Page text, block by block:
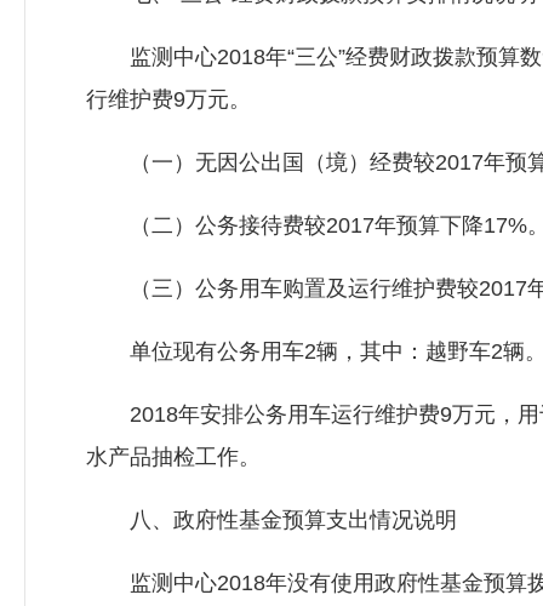
监测中心2018年“三公”经费财政拨款预算数
行维护费9万元。
（一）无因公出国（境）经费较2017年预
（二）公务接待费较2017年预算下降17%
（三）公务用车购置及运行维护费较2017
单位现有公务用车2辆，其中：越野车2辆
2018年安排公务用车运行维护费9万元，用
水产品抽检工作。
八、政府性基金预算支出情况说明
监测中心2018年没有使用政府性基金预算